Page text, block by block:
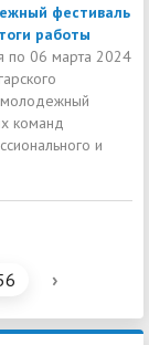
фестиваль
работы
по 06 марта 2024
молодежный
команд
и
›